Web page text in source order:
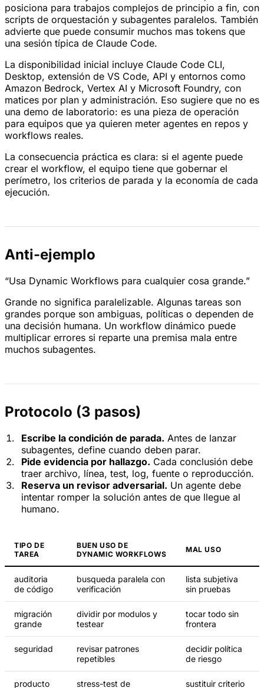
posiciona para trabajos complejos de principio a fin, con
scripts de orquestación y subagentes paralelos. También
advierte que puede consumir muchos mas tokens que
una sesión típica de Claude Code.
La disponibilidad inicial incluye Claude Code CLI,
Desktop, extensión de VS Code, API y entornos como
Amazon Bedrock, Vertex AI y Microsoft Foundry, con
matices por plan y administración. Eso sugiere que no es
una demo de laboratorio: es una pieza de operación
para equipos que ya quieren meter agentes en repos y
workflows reales.
La consecuencia práctica es clara: si el agente puede
crear el workflow, el equipo tiene que gobernar el
perímetro, los criterios de parada y la economía de cada
ejecución.
Anti-ejemplo
“Usa Dynamic Workflows para cualquier cosa grande.”
Grande no significa paralelizable. Algunas tareas son
grandes porque son ambiguas, políticas o dependen de
una decisión humana. Un workflow dinámico puede
multiplicar errores si reparte una premisa mala entre
muchos subagentes.
Protocolo (3 pasos)
Escribe la condición de parada. Antes de lanzar
subagentes, define cuando deben parar.
Pide evidencia por hallazgo. Cada conclusión debe
traer archivo, línea, test, log, fuente o reproducción.
Reserva un revisor adversarial. Un agente debe
intentar romper la solución antes de que llegue al
humano.
TIPO DE
TAREA
BUEN USO DE
DYNAMIC WORKFLOWS
MAL USO
auditoria
de código
busqueda paralela con
verificación
lista subjetiva
sin pruebas
migración
grande
dividir por modulos y
testear
tocar todo sin
frontera
seguridad
revisar patrones
repetibles
decidir política
de riesgo
producto stress-test de sustituir criterio